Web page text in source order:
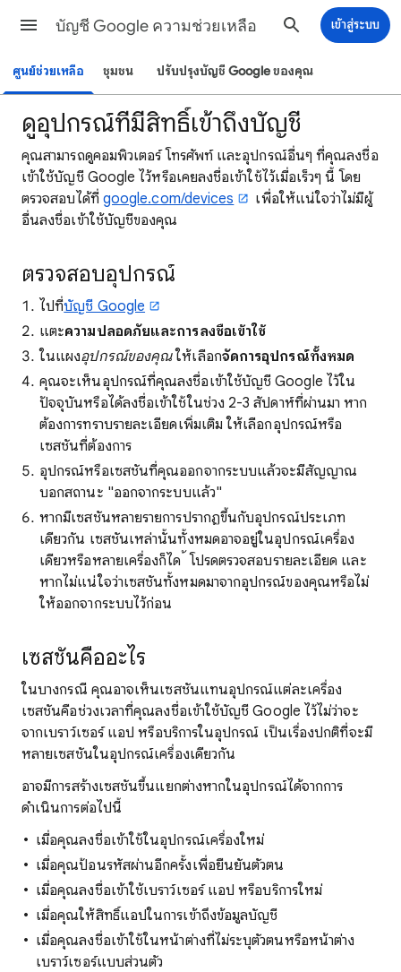
บัญชี Google ความช่วยเหลือ เข้าสู่ระบบ
ศูนย์ช่วยเหลือ ชุมชน ปรับปรุงบัญชี Google ของคุณ
ดูอุปกรณ์ที่มีสิทธิ์เข้าถึงบัญชี
คุณสามารถดูคอมพิวเตอร์ โทรศัพท์ และอุปกรณ์อื่นๆ ที่คุณลงชื่อ
เข้าใช้บัญชี Google ไว้หรือเคยลงชื่อเข้าใช้ไว้เมื่อเร็วๆ นี้ โดย
ตรวจสอบได้ที่ google.com/devices
เพื่อให้แน่ใจว่าไม่มีผู้
อื่นลงชื่อเข้าใช้บัญชีของคุณ
ตรวจสอบอุปกรณ์
ไปที่บัญชี Google
แตะความปลอดภัยและการลงชื่อเข้าใช้
ในแผงอุปกรณ์ของคุณให้เลือกจัดการอุปกรณ์ทั้งหมด
คุณจะเห็นอุปกรณ์ที่คุณลงชื่อเข้าใช้บัญชี Google ไว้ใน
ปัจจุบันหรือได้ลงชื่อเข้าใช้ในช่วง 2-3 สัปดาห์ที่ผ่านมา หาก
ต้องการทราบรายละเอียดเพิ่มเติม ให้เลือกอุปกรณ์หรือ
เซสชันที่ต้องการ
อุปกรณ์หรือเซสชันที่คุณออกจากระบบแล้วจะมีสัญญาณ
บอกสถานะ "ออกจากระบบแล้ว"
หากมีเซสชันหลายรายการปรากฏขึ้นกับอุปกรณ์ประเภท
เดียวกัน เซสชันเหล่านั้นทั้งหมดอาจอยู่ในอุปกรณ์เครื่อง
เดียวหรือหลายเครื่องก็ได ้ โปรดตรวจสอบรายละเอียด และ
หากไม่แน่ใจว่าเซสชันทั้งหมดมาจากอุปกรณ์ของคุณหรือไม่
ให้ออกจากระบบไว้ก่อน
เซสชันคืออะไร
ในบางกรณี คุณอาจเห็นเซสชันแทนอุปกรณ์แต่ละเครื่อง
เซสชันคือช่วงเวลาที่คุณลงชื่อเข้าใช้บัญชี Google ไว้ไม่ว่าจะ
จากเบราว์เซอร์ แอป หรือบริการในอุปกรณ์ เป็นเรื่องปกติที่จะมี
หลายเซสชันในอุปกรณ์เครื่องเดียวกัน
อาจมีการสร้างเซสชันขึ้นแยกต่างหากในอุปกรณ์ได้จากการ
ดำเนินการต่อไปนี้
เมื่อคุณลงชื่อเข้าใช้ในอุปกรณ์เครื่องใหม่
เมื่อคุณป้อนรหัสผ่านอีกครั้งเพื่อยืนยันตัวตน
เมื่อคุณลงชื่อเข้าใช้เบราว์เซอร์ แอป หรือบริการใหม่
เมื่อคุณให้สิทธิ์แอปในการเข้าถึงข้อมูลบัญชี
เมื่อคุณลงชื่อเข้าใช้ในหน้าต่างที่ไม่ระบุตัวตนหรือหน้าต่าง
เบราว์เซอร์แบบส่วนตัว